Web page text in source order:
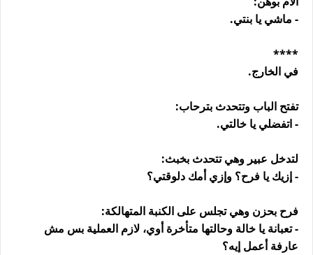
- ماشي يا بنتي.
****
في الخارج.
تفتح الباب وتتحدث بترحاب:
- اتفضلي يا خالتي.
لتدخل عبير وهي تتحدث بخبث:
- إزيك يا فرح؟ وإزي أمك دلوقتي؟
فرح بحزن وهي تجلس على الكنبة المتهالكة:
- تعبانة يا خالة وحالتها متأخرة أوي، لازم العملية بس مش
عارفة أعمل إيه؟